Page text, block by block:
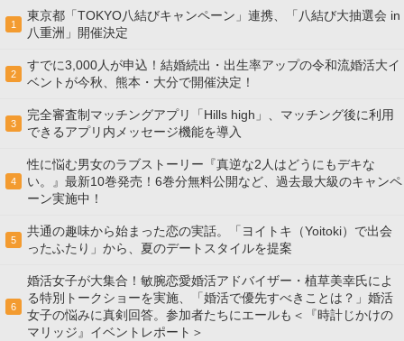
1
東京都「TOKYO八結びキャンペーン」連携、「八結び大抽選会 in
八重洲」開催決定
2
すでに3,000人が申込！結婚続出・出生率アップの令和流婚活大イ
ベントが今秋、熊本・大分で開催決定！
3
完全審査制マッチングアプリ「Hills high」、マッチング後に利用
できるアプリ内メッセージ機能を導入
4
性に悩む男女のラブストーリー『真逆な2人はどうにもデキな
い。』最新10巻発売！6巻分無料公開など、過去最大級のキャンペ
ーン実施中！
5
共通の趣味から始まった恋の実話。「ヨイトキ（Yoitoki）で出会
ったふたり」から、夏のデートスタイルを提案
6
婚活女子が大集合！敏腕恋愛婚活アドバイザー・植草美幸氏によ
る特別トークショーを実施、「婚活で優先すべきことは？」婚活
女子の悩みに真剣回答。参加者たちにエールも＜『時計じかけの
マリッジ』イベントレポート＞